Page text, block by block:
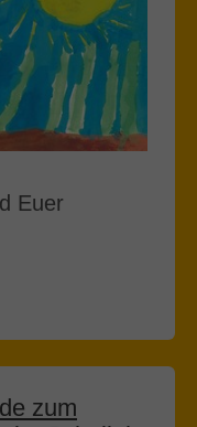
Euer
zum